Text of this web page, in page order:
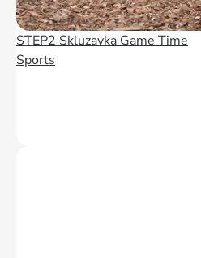
STEP2 Skluzavka Game Time
Sports